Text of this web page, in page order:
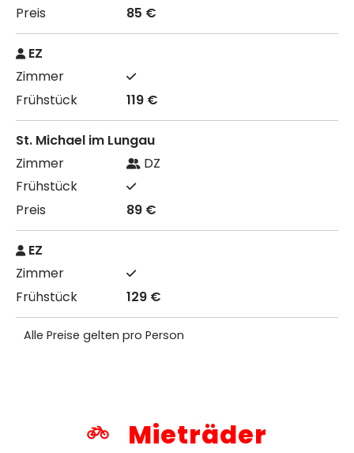
85 €
EZ
119 €
St. Michael im Lungau
DZ
89 €
EZ
129 €
Alle Preise gelten pro Person
Mieträder